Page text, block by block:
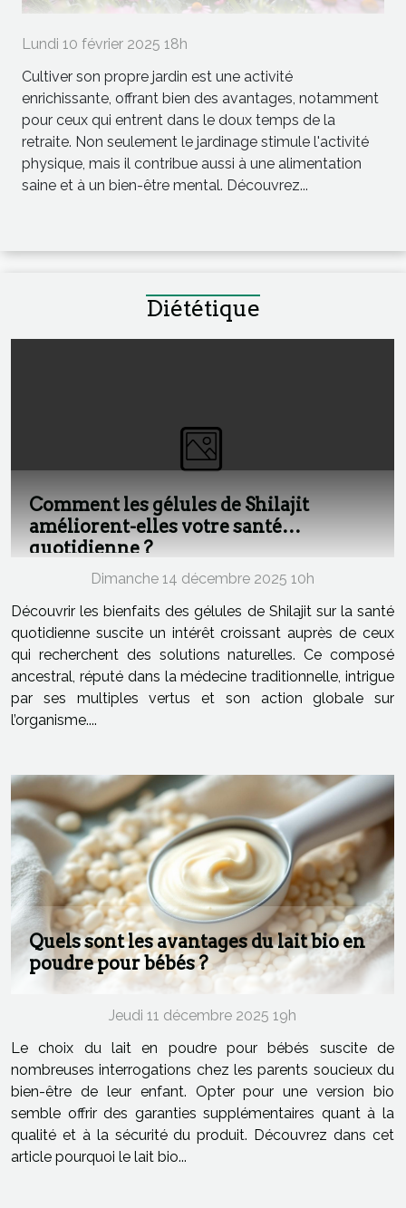
Lundi 10 février 2025 18h
Cultiver son propre jardin est une activité
enrichissante, offrant bien des avantages, notamment
pour ceux qui entrent dans le doux temps de la
retraite. Non seulement le jardinage stimule l'activité
physique, mais il contribue aussi à une alimentation
saine et à un bien-être mental. Découvrez...
Diététique
Comment les gélules de Shilajit
améliorent-elles votre santé
quotidienne ?
Dimanche 14 décembre 2025 10h
Découvrir les bienfaits des gélules de Shilajit sur la santé
quotidienne suscite un intérêt croissant auprès de ceux
qui recherchent des solutions naturelles. Ce composé
ancestral, réputé dans la médecine traditionnelle, intrigue
par ses multiples vertus et son action globale sur
l’organisme....
Quels sont les avantages du lait bio en
poudre pour bébés ?
Jeudi 11 décembre 2025 19h
Le choix du lait en poudre pour bébés suscite de
nombreuses interrogations chez les parents soucieux du
bien-être de leur enfant. Opter pour une version bio
semble offrir des garanties supplémentaires quant à la
qualité et à la sécurité du produit. Découvrez dans cet
article pourquoi le lait bio...